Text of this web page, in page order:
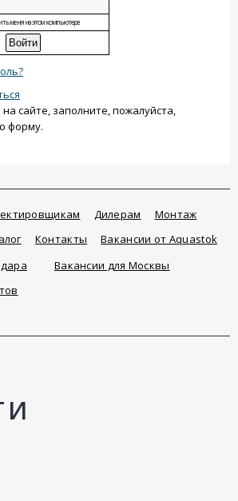
меня на этом компьютере
сайте, заполните, пожалуйста,
форму.
Дилерам
Монтаж
Контакты
Вакансии от Aquastok
Вакансии для Москвы